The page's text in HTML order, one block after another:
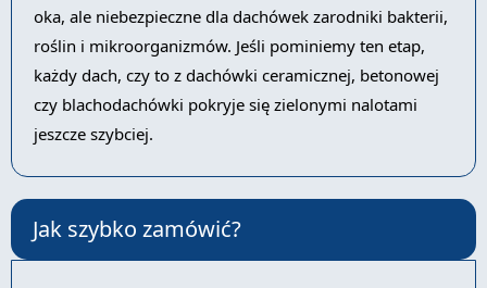
oka, ale niebezpieczne dla dachówek zarodniki bakterii,
roślin i mikroorganizmów. Jeśli pominiemy ten etap,
każdy dach, czy to z dachówki ceramicznej, betonowej
czy blachodachówki pokryje się zielonymi nalotami
jeszcze szybciej.
Jak szybko zamówić?